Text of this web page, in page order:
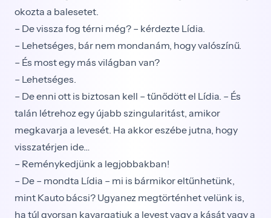
okozta a balesetet.
– De vissza fog térni még? – kérdezte Lídia.
– Lehetséges, bár nem mondanám, hogy valószínű.
– És most egy más világban van?
– Lehetséges.
– De enni ott is biztosan kell – tűnődött el Lídia. – És
talán létrehoz egy újabb szingularitást, amikor
megkavarja a levesét. Ha akkor eszébe jutna, hogy
visszatérjen ide…
– Reménykedjünk a legjobbakban!
– De – mondta Lídia – mi is bármikor eltűnhetünk,
mint Kauto bácsi? Ugyanez megtörténhet velünk is,
ha túl gyorsan kavargatjuk a levest vagy a kását vagy a